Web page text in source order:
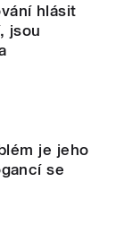
hlásit
jsou
je jeho
se